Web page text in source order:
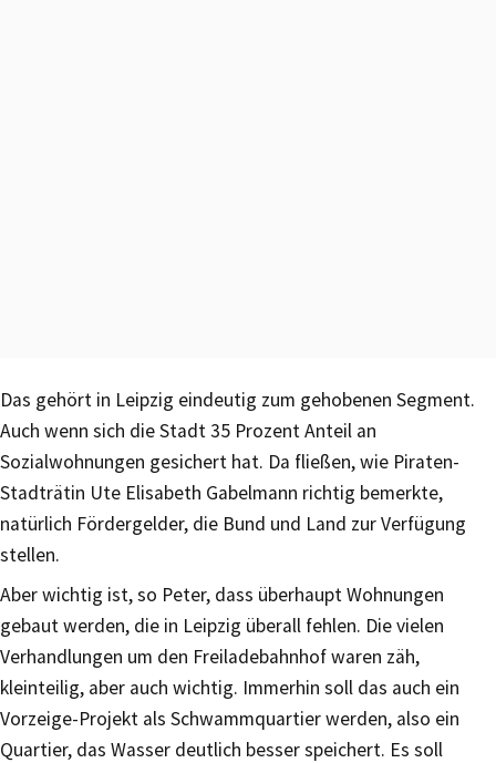
Das gehört in Leipzig eindeutig zum gehobenen Segment.
Auch wenn sich die Stadt 35 Prozent Anteil an
Sozialwohnungen gesichert hat. Da fließen, wie Piraten-
Stadträtin Ute Elisabeth Gabelmann richtig bemerkte,
natürlich Fördergelder, die Bund und Land zur Verfügung
stellen.
Aber wichtig ist, so Peter, dass überhaupt Wohnungen
gebaut werden, die in Leipzig überall fehlen. Die vielen
Verhandlungen um den Freiladebahnhof waren zäh,
kleinteilig, aber auch wichtig. Immerhin soll das auch ein
Vorzeige-Projekt als Schwammquartier werden, also ein
Quartier, das Wasser deutlich besser speichert. Es soll